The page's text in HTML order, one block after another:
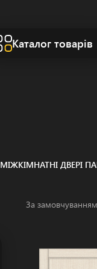
Каталог товарів
МІЖКІМНАТНІ ДВЕРІ
За замовчуванням